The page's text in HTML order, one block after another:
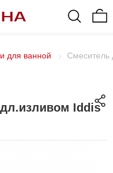
для ванной Смеситель
Iddis